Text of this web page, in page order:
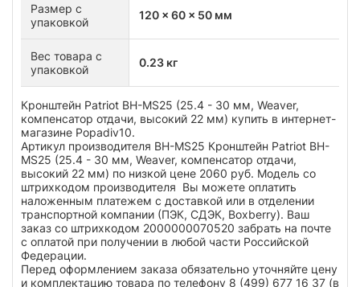
Размер с
упаковкой
120 x 60 x 50 мм
Вес товара с
упаковкой
0.23 кг
Кронштейн Patriot BH-MS25 (25.4 - 30 мм, Weaver,
компенсатор отдачи, высокий 22 мм) купить в интернет-
магазине Popadiv10.
Артикул производителя BH-MS25 Кронштейн Patriot BH-
MS25 (25.4 - 30 мм, Weaver, компенсатор отдачи,
высокий 22 мм) по низкой цене 2060 руб. Модель со
штрихкодом производителя Вы можете оплатить
наложенным платежем с доставкой или в отделении
транспортной компании (ПЭК, СДЭК, Boxberry). Ваш
заказ со штрихкодом 2000000070520 забрать на почте
с оплатой при получении в любой части Российской
Федерации.
Перед оформлением заказа обязательно уточняйте цену
и комплектацию товара по телефону 8 (499) 677 16 37 (в